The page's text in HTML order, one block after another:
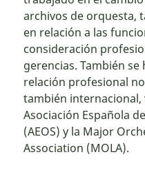
archivos de orquesta,
en relación a las
consideración
gerencias. También
relación profesional
también internacional,
Asociación Española
(AEOS) y la Major
Association (MOLA).